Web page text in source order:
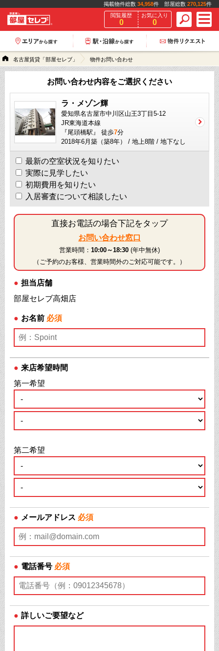
掲載物件総数 34,958件 部屋総数 270,125件
閲覧履歴
0
お気に入り
0
名古屋賃貸「部屋セレブ」 物件お問い合わせ
お問い合わせ内容をご選択ください
ラ・メゾン輝
愛知県名古屋市中川区山王3丁目5-12
JR東海道本線
『尾頭橋駅』 徒歩7分
2018年6月築（築8年） / 地上8階 / 地下なし
最新の空室状況を知りたい
実際に見学したい
初期費用を知りたい
入居審査について相談したい
直接お電話の場合下記をタップ
お問い合わせ窓口
営業時間： 10:00～18:30 (年中無休)
（ご予約のお客様、営業時間外のご対応可能です。）
● 担当店舗
部屋セレブ高畑店
● お名前 必須
● 来店希望時間
第一希望
第二希望
● メールアドレス 必須
● 電話番号 必須
● 詳しいご要望など